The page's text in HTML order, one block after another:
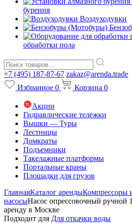
бурения
Воздуходувки
обработки пола
+7 (495) 187-87-67 zakaz@arenda.trade
Избранное 0 Корзина 0
Акции
Гидравлические тележки
Вышки — Туры
Лестницы
Домкраты
Подъемники
Такелажные платформы
Портальные краны
Площадки для грузов
ГлавнаяКаталог арендыКомпрессоры
насосыНасос опрессовочный ручной
аренду в Москве
Подходит для Для откачки воды